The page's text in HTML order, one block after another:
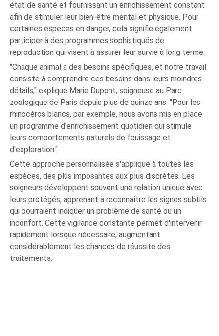
état de santé et fournissant un enrichissement constant
afin de stimuler leur bien-être mental et physique. Pour
certaines espèces en danger, cela signifie également
participer à des programmes sophistiqués de
reproduction qui visent à assurer leur survie à long terme.
"Chaque animal a des besoins spécifiques, et notre travail
consiste à comprendre ces besoins dans leurs moindres
détails," explique Marie Dupont, soigneuse au Parc
zoologique de Paris depuis plus de quinze ans. "Pour les
rhinocéros blancs, par exemple, nous avons mis en place
un programme d'enrichissement quotidien qui stimule
leurs comportements naturels de fouissage et
d'exploration."
Cette approche personnalisée s'applique à toutes les
espèces, des plus imposantes aux plus discrètes. Les
soigneurs développent souvent une relation unique avec
leurs protégés, apprenant à reconnaître les signes subtils
qui pourraient indiquer un problème de santé ou un
inconfort. Cette vigilance constante permet d'intervenir
rapidement lorsque nécessaire, augmentant
considérablement les chances de réussite des
traitements.